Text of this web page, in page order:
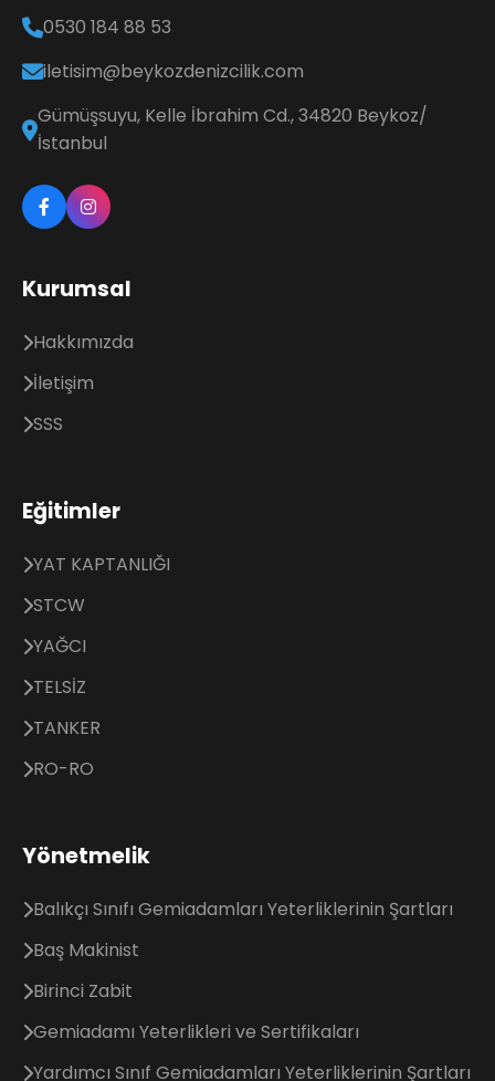
0530 184 88 53
iletisim@beykozdenizcilik.com
Gümüşsuyu, Kelle İbrahim Cd., 34820 Beykoz/
İstanbul
Kurumsal
Hakkımızda
İletişim
SSS
Eğitimler
YAT KAPTANLIĞI
STCW
YAĞCI
TELSİZ
TANKER
RO-RO
Yönetmelik
Balıkçı Sınıfı Gemiadamları Yeterliklerinin Şartları
Baş Makinist
Birinci Zabit
Gemiadamı Yeterlikleri ve Sertifikaları
Yardımcı Sınıf Gemiadamları Yeterliklerinin Şartları